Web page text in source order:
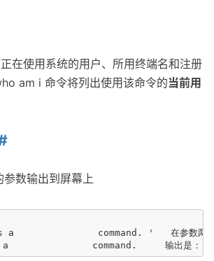
正在使用系统的用户、所用终端名和注册
am i 命令将列出使用该命令的当前用
数输出到屏幕上
command. '   在参数两端加